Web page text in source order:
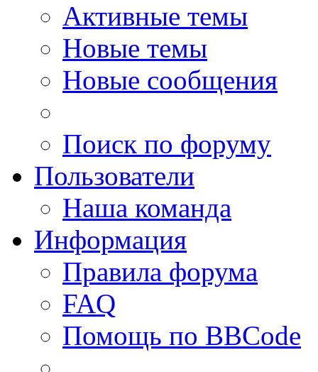
Активные темы
Новые темы
Новые сообщения
Поиск по форуму
Пользователи
Наша команда
Информация
Правила форума
FAQ
Помощь по BBCode